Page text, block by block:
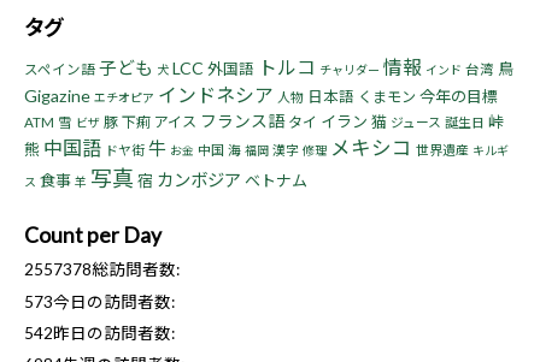
タグ
スペイン語 子ども 犬 LCC 外国語 トルコ チャリダー 情報 インド 台湾 鳥
Gigazine エチオピア インドネシア 人物 日本語 くまモン 今年の目標
ATM 雪 ビザ 豚 下痢 アイス フランス語 タイ イラン 猫 ジュース 誕生日 峠
熊 中国語 ドヤ街 牛 お金 中国 海 福岡 漢字 修理 メキシコ 世界遺産 キルギ
ス 食事 羊 写真 宿 カンボジア ベトナム
Count per Day
2557378総訪問者数:
573今日の訪問者数:
542昨日の訪問者数: